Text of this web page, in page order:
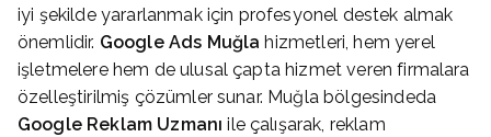
iyi şekilde yararlanmak için profesyonel destek almak
önemlidir. Google Ads Muğla hizmetleri, hem yerel
işletmelere hem de ulusal çapta hizmet veren firmalara
özelleştirilmiş çözümler sunar. Muğla bölgesindeda
Google Reklam Uzmanı ile çalışarak, reklam